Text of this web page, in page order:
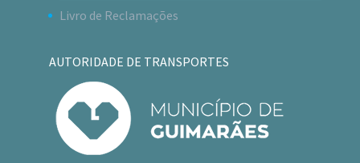
Livro de Reclamações
AUTORIDADE DE TRANSPORTES